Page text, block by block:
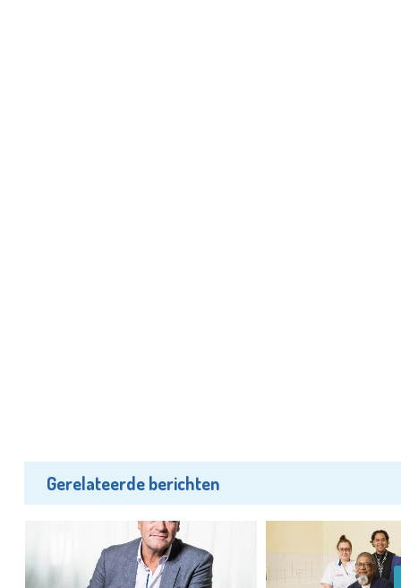
Gerelateerde berichten